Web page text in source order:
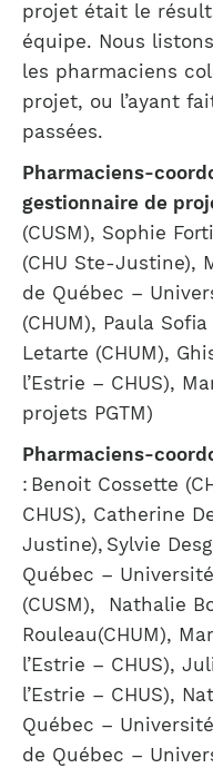
projet était le
équipe. Nous
les pharmaciens
projet, ou l’ayant
passées.
Pharmaciens-
gestionnaire de
(CUSM), Sophie
(CHU Ste-Justine),
de Québec –
(CHUM), Paula
Letarte (CHUM),
l’Estrie – CHUS),
projets PGTM)
Pharmaciens-
: Benoit Cossette
CHUS), Catherine
Justine), Sylvie
Québec –
(CUSM), Nathalie
Rouleau(CHUM),
l’Estrie – CHUS),
l’Estrie – CHUS),
Québec –
de Québec –